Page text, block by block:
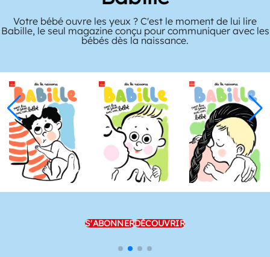
Votre bébé ouvre les yeux ? C'est le moment de lui lire
Babille, le seul magazine conçu pour communiquer avec les
bébés dès la naissance.
S'ABONNERDÉCOUVRIR